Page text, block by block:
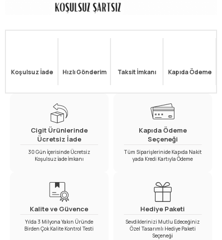
Koşulsuz İade Hızlı Gönderim Taksit İmkanı Kapıda Ödeme
Cigit Ürünlerinde
Ücretsiz İade
30 Gün İçerisinde Ücretsiz
Koşulsuz İade İmkanı
Kapıda Ödeme
Seçeneği
Tüm Siparişlerinide Kapıda Nakit
yada Kredi Kartıyla Ödeme
Kalite ve Güvence
Yılda 3 Milyona Yakın Üründe
Birden Çok Kalite Kontrol Testi
Hediye Paketi
Sevdiklerinizi Mutlu Edeceğiniz
Özel Tasarımlı Hediye Paketi
Seçeneği